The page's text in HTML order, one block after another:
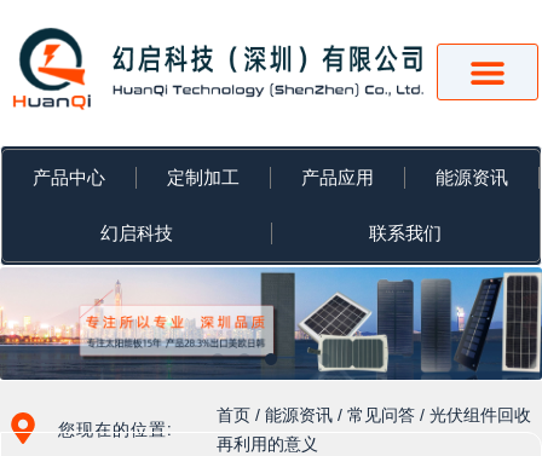
容
产品中心 定制加工 产品应用 能源资讯
幻启科技 联系我们
您现在的位置:
首页 /能源资讯 /常见问答 / 光伏组件回收
再利用的意义